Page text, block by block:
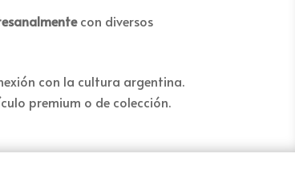
con diversos
con la cultura argentina.
premium o de colección.